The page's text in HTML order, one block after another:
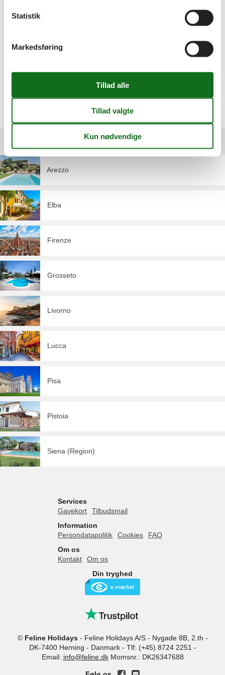
Vi er altid klar til at svare på de spørgsmål, du måtte sidde tilbage
Send en mail til info@feline.dk, så vender vi tilbage hurtigst muligt.
Vælg mellem 2.442 sommerhuse
Destinationer under Toscana
Arezzo
Elba
Firenze
Grosseto
Livorno
Lucca
Pisa
Pistoia
Siena (Region)
Services
Gavekort
Tilbudsmail
Information
Persondatapolitik
Cookies
FAQ
Om os
Kontakt
Om os
Din tryghed
© Feline Holidays- Feline Holidays A/S- Nygade 8B, 2.th -
DK-7400 Herning - Danmark - Tlf: (+45) 8724 2251 -
Email: info@feline.dk Momsnr.: DK26347688
Statistik
Markedsføring